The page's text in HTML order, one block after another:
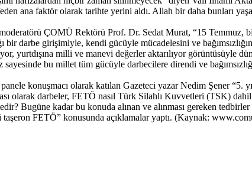
ana faktör olarak tarihte yerini aldı. Allah bir daha bunları
moderatörü ÇOMÜ Rektörü Prof. Dr. Sedat Murat, “15
bir darbe girişimiyle, kendi gücüyle mücadelesini ve
yurtdışına milli ve manevi değerler aktarılıyor görüntüsüyle
bu millet tüm gücüyle darbecilere direndi ve
konuşmacı olarak katılan Gazeteci yazar Nedim Şener
olarak darbeler, FETÖ nasıl Türk Silahlı Kuvvetleri (TSK)
Bugüne kadar bu konuda alınan ve alınması gereken
taşeron FETÖ” konusunda açıklamalar yaptı. (Kaynak: